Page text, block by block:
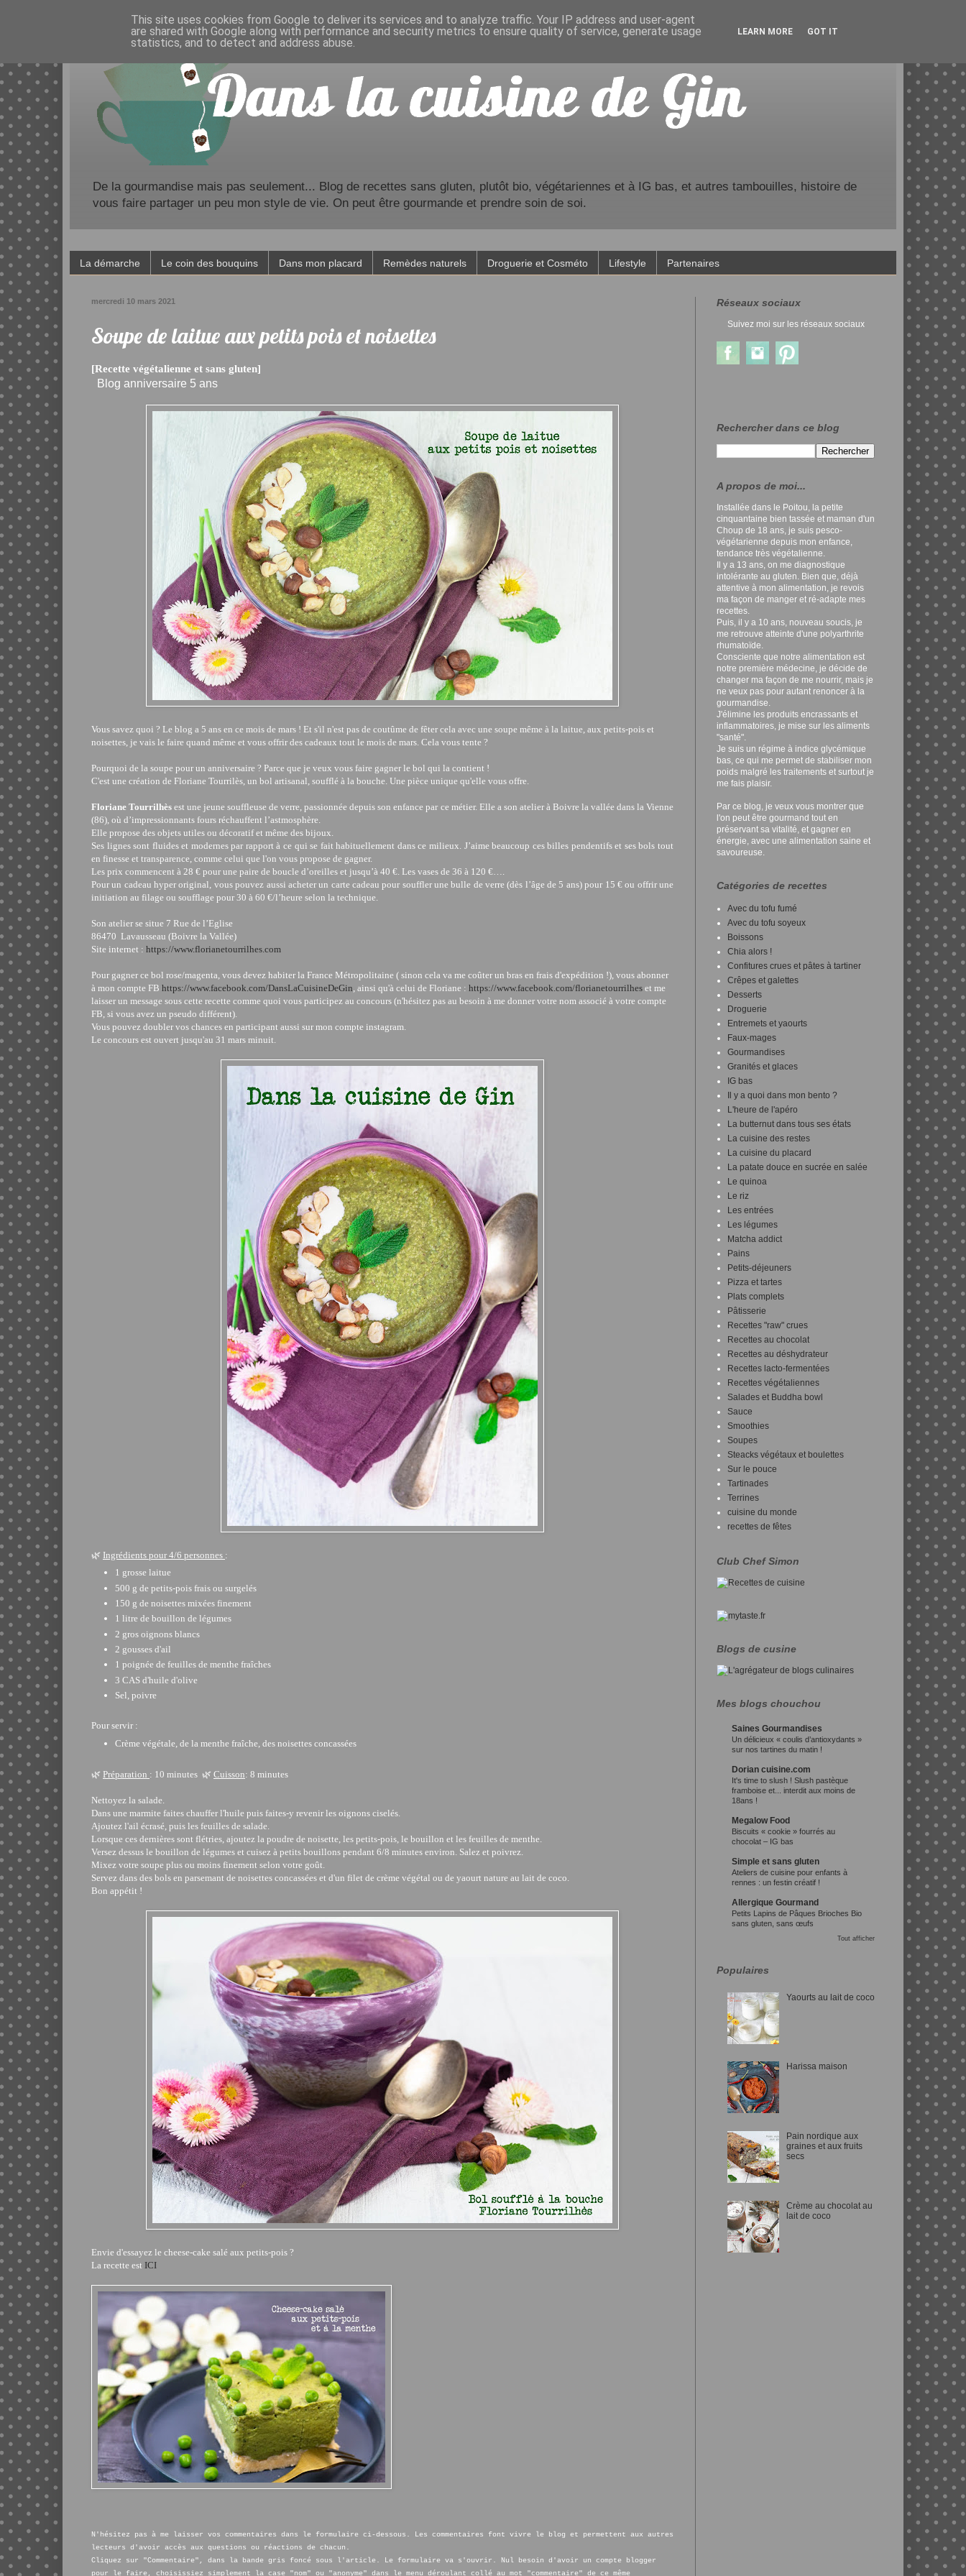
De la gourmandise mais pas seulement... Blog de recettes sans gluten, plutôt bio, végétariennes et à IG bas, et autres tambouilles, histoire de
vous faire partager un peu mon style de vie. On peut être gourmande et prendre soin de soi.
La démarche Le coin des bouquins Dans mon placard Remèdes naturels Droguerie et Cosméto Lifestyle Partenaires
mercredi 10 mars 2021
Soupe de laitue aux petits pois et noisettes
[Recette végétalienne et sans gluten]
Blog anniversaire 5 ans
Vous savez quoi ? Le blog a 5 ans en ce mois de mars ! Et s'il n'est pas de coutûme de fêter cela avec une soupe même à la laitue, aux petits-pois et
noisettes, je vais le faire quand même et vous offrir des cadeaux tout le mois de mars. Cela vous tente ?
Pourquoi de la soupe pour un anniversaire ? Parce que je veux vous faire gagner le bol qui la contient !
C'est une création de Floriane Tourrilès, un bol artisanal, soufflé à la bouche. Une pièce unique qu'elle vous offre.
Floriane Tourrilhèsest une jeune souffleuse de verre, passionnée depuis son enfance par ce métier. Elle a son atelier à Boivre la vallée dans la Vienne
(86), où d’impressionnants fours réchauffent l’astmosphère.
Elle propose des objets utiles ou décoratif et même des bijoux.
Ses lignes sont fluides et modernes par rapport à ce qui se fait habituellement dans ce milieux. J’aime beaucoup ces billes pendentifs et ses bols tout
en finesse et transparence, comme celui que l'on vous propose de gagner.
Les prix commencent à 28 € pour une paire de boucle d’oreilles et jusqu’à 40 €. Les vases de 36 à 120 €….
Pour un cadeau hyper original, vous pouvez aussi acheter un carte cadeau pour souffler une bulle de verre (dès l’âge de 5 ans) pour 15 € ou offrir une
initiation au filage ou soufflage pour 30 à 60 €/l’heure selon la technique.
Son atelier se situe 7 Rue de l’Eglise
86470 Lavausseau (Boivre la Vallée)
Site internet : https://www.florianetourrilhes.com
Pour gagner ce bol rose/magenta, vous devez habiter la France Métropolitaine ( sinon cela va me coûter un bras en frais d'expédition !), vous abonner
à mon compte FB https://www.facebook.com/DansLaCuisineDeGin , ainsi qu'à celui de Floriane : https://www.facebook.com/florianetourrilhes et me
laisser un message sous cette recette comme quoi vous participez au concours (n'hésitez pas au besoin à me donner votre nom associé à votre compte
FB, si vous avez un pseudo différent).
Vous pouvez doubler vos chances en participant aussi sur mon compte instagram.
Le concours est ouvert jusqu'au 31 mars minuit.
🌿 Ingrédients pour 4/6 personnes :
1 grosse laitue
500 g de petits-pois frais ou surgelés
150 g de noisettes mixées finement
1 litre de bouillon de légumes
2 gros oignons blancs
2 gousses d'ail
1 poignée de feuilles de menthe fraîches
3 CAS d'huile d'olive
Sel, poivre
Pour servir :
Crème végétale, de la menthe fraîche, des noisettes concassées
🌿 Préparation : 10 minutes 🌿 Cuisson: 8 minutes
Nettoyez la salade.
Dans une marmite faites chauffer l'huile puis faites-y revenir les oignons ciselés.
Ajoutez l'ail écrasé, puis les feuilles de salade.
Lorsque ces dernières sont flétries, ajoutez la poudre de noisette, les petits-pois, le bouillon et les feuilles de menthe.
Versez dessus le bouillon de légumes et cuisez à petits bouillons pendant 6/8 minutes environ. Salez et poivrez.
Mixez votre soupe plus ou moins finement selon votre goût.
Servez dans des bols en parsemant de noisettes concassées et d'un filet de crème végétal ou de yaourt nature au lait de coco.
Bon appétit !
Envie d'essayez le cheese-cake salé aux petits-pois ?
La recette est ICI
N'hésitez pas à me laisser vos commentaires dans le formulaire ci-dessous. Les commentaires font vivre le blog et permettent aux autres
lecteurs d'avoir accès aux questions ou réactions de chacun.
Cliquez sur "Commentaire", dans la bande gris foncé sous l'article. Le formulaire va s'ouvrir. Nul besoin d'avoir un compte blogger
pour le faire, choisissiez simplement la case "nom" ou "anonyme" dans le menu déroulant collé au mot "commentaire" de ce même
Réseaux sociaux
Suivez moi sur les réseaux sociaux
Rechercher dans ce blog
A propos de moi...
Installée dans le Poitou, la petite
cinquantaine bien tassée et maman d'un
Choup de 18 ans, je suis pesco-
végétarienne depuis mon enfance,
tendance très végétalienne.
Il y a 13 ans, on me diagnostique
intolérante au gluten. Bien que, déjà
attentive à mon alimentation, je revois
ma façon de manger et ré-adapte mes
recettes.
Puis, il y a 10 ans, nouveau soucis, je
me retrouve atteinte d'une polyarthrite
rhumatoïde.
Consciente que notre alimentation est
notre première médecine, je décide de
changer ma façon de me nourrir, mais je
ne veux pas pour autant renoncer à la
gourmandise.
J'élimine les produits encrassants et
inflammatoires, je mise sur les aliments
"santé".
Je suis un régime à indice glycémique
bas, ce qui me permet de stabiliser mon
poids malgré les traitements et surtout je
me fais plaisir.
Par ce blog, je veux vous montrer que
l'on peut être gourmand tout en
préservant sa vitalité, et gagner en
énergie, avec une alimentation saine et
savoureuse.
Catégories de recettes
Avec du tofu fumé
Avec du tofu soyeux
Boissons
Chia alors !
Confitures crues et pâtes à tartiner
Crêpes et galettes
Desserts
Droguerie
Entremets et yaourts
Faux-mages
Gourmandises
Granités et glaces
IG bas
Il y a quoi dans mon bento ?
L'heure de l'apéro
La butternut dans tous ses états
La cuisine des restes
La cuisine du placard
La patate douce en sucrée en salée
Le quinoa
Le riz
Les entrées
Les légumes
Matcha addict
Pains
Petits-déjeuners
Pizza et tartes
Plats complets
Pâtisserie
Recettes "raw" crues
Recettes au chocolat
Recettes au déshydrateur
Recettes lacto-fermentées
Recettes végétaliennes
Salades et Buddha bowl
Sauce
Smoothies
Soupes
Steacks végétaux et boulettes
Sur le pouce
Tartinades
Terrines
cuisine du monde
recettes de fêtes
Club Chef Simon
Blogs de cusine
Mes blogs chouchou
Saines Gourmandises
Un délicieux « coulis d’antioxydants »
sur nos tartines du matin !
Dorian cuisine.com
It's time to slush ! Slush pastèque
framboise et... interdit aux moins de
18ans !
Megalow Food
Biscuits « cookie » fourrés au
chocolat – IG bas
Simple et sans gluten
Ateliers de cuisine pour enfants à
rennes : un festin créatif !
Allergique Gourmand
Petits Lapins de Pâques Brioches Bio
sans gluten, sans œufs
Tout afficher
Populaires
Yaourts au lait de coco
Harissa maison
Pain nordique aux
graines et aux fruits
secs
Crème au chocolat au
lait de coco
This site uses cookies from Google to deliver its services and to analyze traffic. Your IP address and user-agent
are shared with Google along with performance and security metrics to ensure quality of service, generate usage
statistics, and to detect and address abuse.
LEARN MORE GOT IT